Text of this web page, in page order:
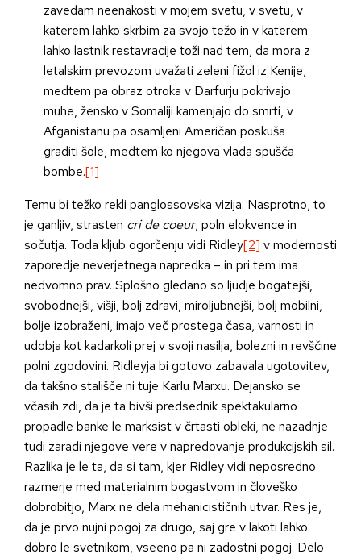
zavedam neenakosti v mojem svetu, v svetu, v
katerem lahko skrbim za svojo težo in v katerem
lahko lastnik restavracije toži nad tem, da mora z
letalskim prevozom uvažati zeleni fižol iz Kenije,
medtem pa obraz otroka v Darfurju pokrivajo
muhe, žensko v Somaliji kamenjajo do smrti, v
Afganistanu pa osamljeni Američan poskuša
graditi šole, medtem ko njegova vlada spušča
bombe.[1]
Temu bi težko rekli panglossovska vizija. Nasprotno, to
je ganljiv, strasten cri de coeur, poln elokvence in
sočutja. Toda kljub ogorčenju vidi Ridley[2] v modernosti
zaporedje neverjetnega napredka – in pri tem ima
nedvomno prav. Splošno gledano so ljudje bogatejši,
svobodnejši, višji, bolj zdravi, miroljubnejši, bolj mobilni,
bolje izobraženi, imajo več prostega časa, varnosti in
udobja kot kadarkoli prej v svoji nasilja, bolezni in revščine
polni zgodovini. Ridleyja bi gotovo zabavala ugotovitev,
da takšno stališče ni tuje Karlu Marxu. Dejansko se
včasih zdi, da je ta bivši predsednik spektakularno
propadle banke le marksist v črtasti obleki, ne nazadnje
tudi zaradi njegove vere v napredovanje produkcijskih sil.
Razlika je le ta, da si tam, kjer Ridley vidi neposredno
razmerje med materialnim bogastvom in človeško
dobrobitjo, Marx ne dela mehanicističnih utvar. Res je,
da je prvo nujni pogoj za drugo, saj gre v lakoti lahko
dobro le svetnikom, vseeno pa ni zadostni pogoj. Delo